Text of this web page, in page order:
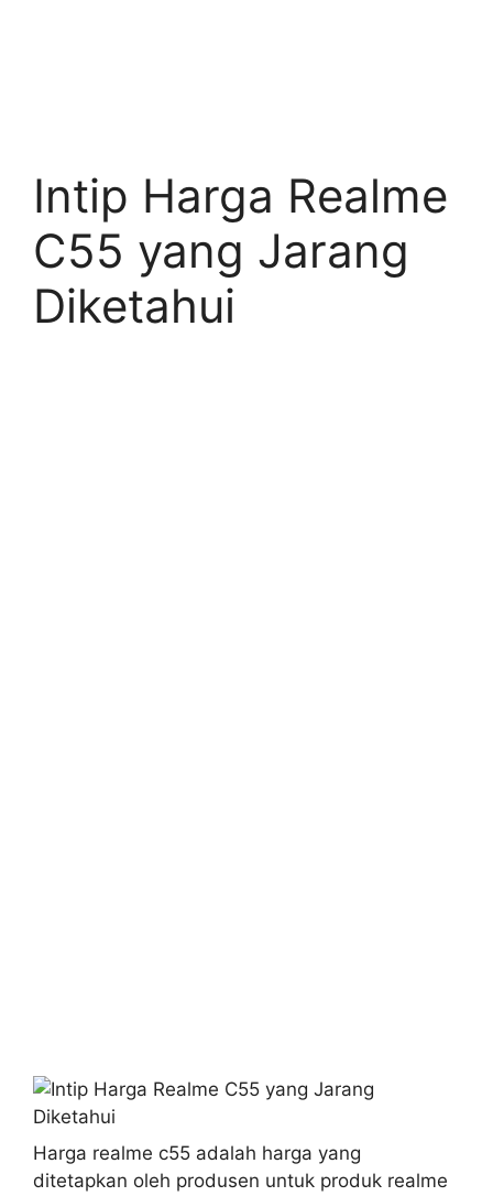
Intip Harga Realme
C55 yang Jarang
Diketahui
Harga realme c55 adalah harga yang
ditetapkan oleh produsen untuk produk realme